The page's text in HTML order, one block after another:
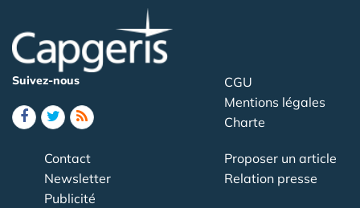
Suivez-nous
CGU
Mentions légales
Charte
Contact
Newsletter
Publicité
Proposer un article
Relation presse